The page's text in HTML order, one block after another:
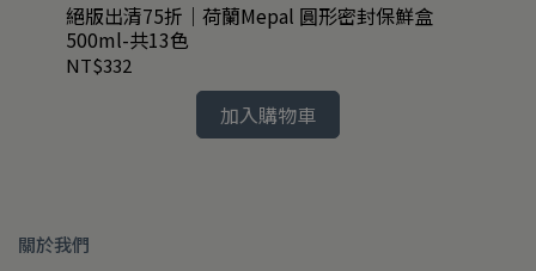
絕版出清75折｜荷蘭Mepal 圓形密封保鮮盒
500ml-共13色
NT$332
加入購物車
關於我們